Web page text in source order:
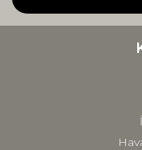
Ürün fiyatı diğer